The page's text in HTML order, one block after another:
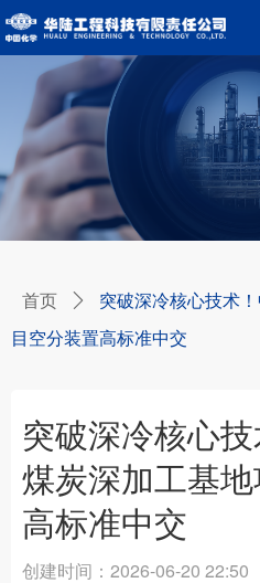
突破深冷核心
煤炭深加工基
高标准中交
创建时间： 2026-06-20 22:50
首页 ꄲ
突破深冷核心技术
目空分装置高标准中交